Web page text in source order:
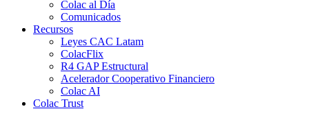
Colac al Día
Comunicados
Recursos
Leyes CAC Latam
ColacFlix
R4 GAP Estructural
Acelerador Cooperativo Financiero
Colac AI
Colac Trust